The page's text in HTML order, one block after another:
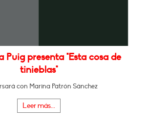
Puig presenta "Esta cosa de
tinieblas"
con Marina Patrón Sánchez
Leer más...